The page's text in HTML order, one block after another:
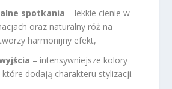
spotkania – lekkie cienie w
oraz naturalny róż na
harmonijny efekt,
– intensywniejsze kolory
dodają charakteru stylizacji.